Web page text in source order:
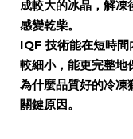
成較大的冰晶，解凍
感變乾柴。
IQF 技術能在短時
較細小，能更完整地
為什麼品質好的冷凍
關鍵原因。